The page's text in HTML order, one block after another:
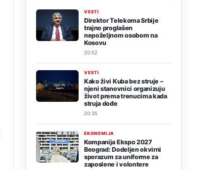
VESTI
Direktor Telekoma Srbije
trajno proglašen
nepoželjnom osobom na
Kosovu
20:52
VESTI
Kako živi Kuba bez struje –
njeni stanovnici organizuju
život prema trenucima kada
struja dođe
20:35
EKONOMIJA
Kompanija Ekspo 2027
Beograd: Dodeljen okvirni
sporazum za uniforme za
zaposlene i volontere